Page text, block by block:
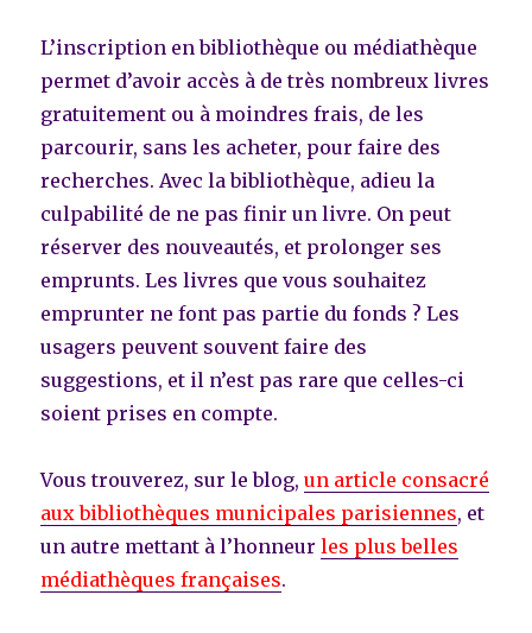
L’inscription en bibliothèque ou médiathèque
permet d’avoir accès à de très nombreux livres
gratuitement ou à moindres frais, de les
parcourir, sans les acheter, pour faire des
recherches. Avec la bibliothèque, adieu la
culpabilité de ne pas finir un livre. On peut
réserver des nouveautés, et prolonger ses
emprunts. Les livres que vous souhaitez
emprunter ne font pas partie du fonds ? Les
usagers peuvent souvent faire des
suggestions, et il n’est pas rare que celles-ci
soient prises en compte.
Vous trouverez, sur le blog,un article consacré
aux bibliothèques municipales parisiennes, et
un autre mettant à l’honneurles plus belles
médiathèques françaises.